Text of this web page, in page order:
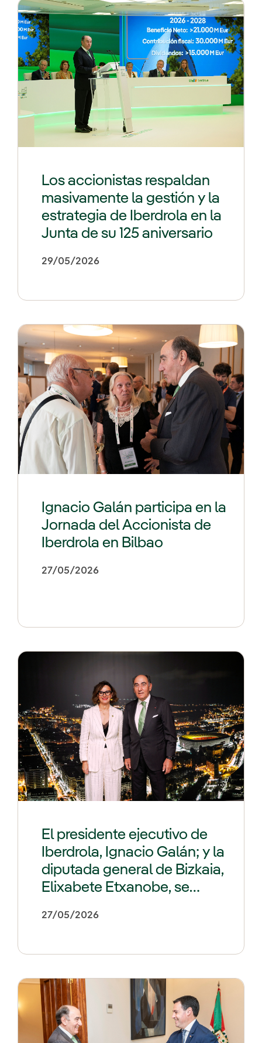
Los accionistas respaldan
masivamente la gestión y la
estrategia de Iberdrola en la
Junta de su 125 aniversario
29/05/2026
Ignacio Galán participa en la
Jornada del Accionista de
Iberdrola en Bilbao
27/05/2026
El presidente ejecutivo de
Iberdrola, Ignacio Galán; y la
diputada general de Bizkaia,
Elixabete Etxanobe, se
27/05/2026